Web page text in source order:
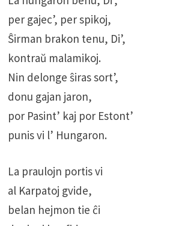
per gajec’, per spikoj,
Ŝirman brakon tenu, Di’,
kontraŭ malamikoj.
Nin delonge ŝiras sort’,
donu gajan jaron,
por Pasint’ kaj por Estont’
punis vi l’ Hungaron.
La praulojn portis vi
al Karpatoj gvide,
belan hejmon tie ĉi